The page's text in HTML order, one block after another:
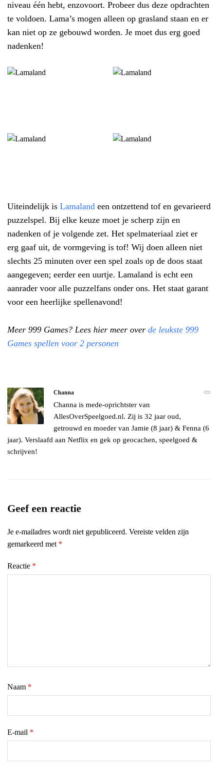
niveau één hebt, enzovoort. Probeer dus deze opdrachten
te voldoen. Lama’s mogen alleen op grasland staan en er
kan niet op ze gebouwd worden. Je moet dus erg goed
nadenken!
Uiteindelijk is Lamaland een ontzettend tof en gevarieerd
puzzelspel. Bij elke keuze moet je scherp zijn en
nadenken of je volgende zet. Het spelmateriaal ziet er
erg gaaf uit, de vormgeving is tof! Wij doen alleen niet
slechts 25 minuten over een spel zoals op de doos staat
aangegeven; eerder een uurtje. Lamaland is echt een
aanrader voor alle puzzelfans onder ons. Het staat garant
voor een heerlijke spellenavond!
Meer 999 Games? Lees hier meer over de leukste 999
Games spellen voor 2 personen
Channa
Channa is mede-oprichtster van
AllesOverSpeelgoed.nl. Zij is 32 jaar oud,
getrouwd en moeder van Jamie (8 jaar) & Fenna (6
jaar). Verslaafd aan Netflix en gek op geocachen, speelgoed &
schrijven!
Geef een reactie
Je e-mailadres wordt niet gepubliceerd. Vereiste velden zijn
gemarkeerd met *
Reactie *
Naam *
E-mail *